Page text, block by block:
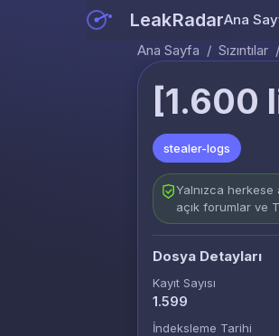
LeakRadarAna
Ana Sayfa / Sızıntılar /
[1.600
stealer-logs
Yalnızca herkese
açık forumlar ve
Dosya Detayları
Kayıt Sayısı
1.599
İndeksleme Tarihi